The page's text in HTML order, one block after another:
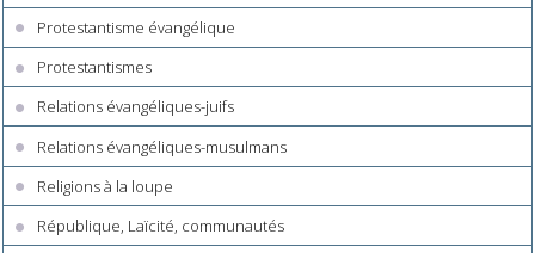
Protestantisme évangélique
Protestantismes
Relations évangéliques-juifs
Relations évangéliques-musulmans
Religions à la loupe
République, Laïcité, communautés